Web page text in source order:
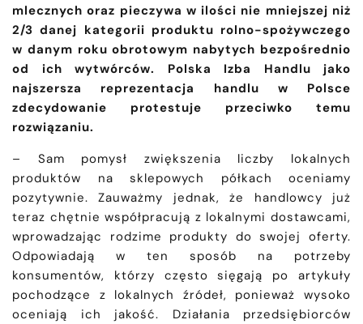
mlecznych oraz pieczywa w ilości nie mniejszej niż
2/3 danej kategorii produktu rolno-spożywczego
w danym roku obrotowym nabytych bezpośrednio
od ich wytwórców. Polska Izba Handlu jako
najszersza reprezentacja handlu w Polsce
zdecydowanie protestuje przeciwko temu
rozwiązaniu.
– Sam pomysł zwiększenia liczby lokalnych
produktów na sklepowych półkach oceniamy
pozytywnie. Zauważmy jednak, że handlowcy już
teraz chętnie współpracują z lokalnymi dostawcami,
wprowadzając rodzime produkty do swojej oferty.
Odpowiadają w ten sposób na potrzeby
konsumentów, którzy często sięgają po artykuły
pochodzące z lokalnych źródeł, ponieważ wysoko
oceniają ich jakość. Działania przedsiębiorców